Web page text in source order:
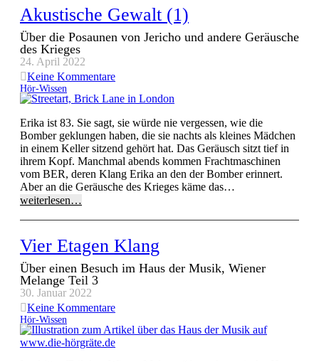
Akustische Gewalt (1)
Über die Posaunen von Jericho und andere Geräusche
des Krieges
24. April 2022
Keine Kommentare
Hör-Wissen
Erika ist 83. Sie sagt, sie würde nie vergessen, wie die
Bomber geklungen haben, die sie nachts als kleines Mädchen
in einem Keller sitzend gehört hat. Das Geräusch sitzt tief in
ihrem Kopf. Manchmal abends kommen Frachtmaschinen
vom BER, deren Klang Erika an den der Bomber erinnert.
Aber an die Geräusche des Krieges käme das…
weiterlesen…
Vier Etagen Klang
Über einen Besuch im Haus der Musik, Wiener
Melange Teil 3
30. Januar 2022
Keine Kommentare
Hör-Wissen